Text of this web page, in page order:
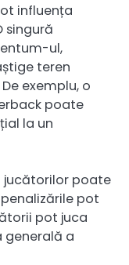
influența
singură
ul,
teren
exemplu, o
poate
la un
jucătorilor poate
pot
pot juca
a